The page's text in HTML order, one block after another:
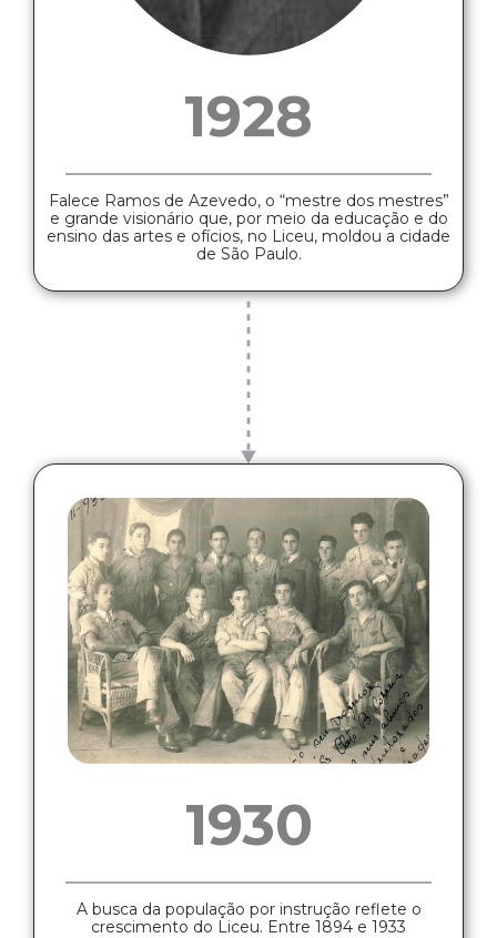
1928
Falece Ramos de Azevedo, o “mestre dos mestres”
e grande visionário que, por meio da educação e do
ensino das artes e ofícios, no Liceu, moldou a cidade
de São Paulo.
1930
A busca da população por instrução reflete o
crescimento do Liceu. Entre 1894 e 1933